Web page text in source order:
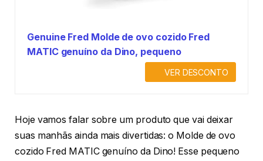
Genuine Fred Molde de ovo cozido Fred
MATIC genuíno da Dino, pequeno
VER DESCONTO
Hoje vamos falar sobre um produto que vai deixar
suas manhãs ainda mais divertidas: o Molde de ovo
cozido Fred MATIC genuíno da Dino! Esse pequeno